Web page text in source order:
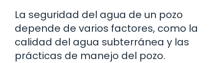
La seguridad del agua de un pozo
depende de varios factores, como la
calidad del agua subterránea y las
prácticas de manejo del pozo.